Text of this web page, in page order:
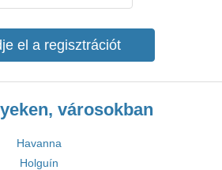
el a regisztrációt
városokban
Havanna
Holguín